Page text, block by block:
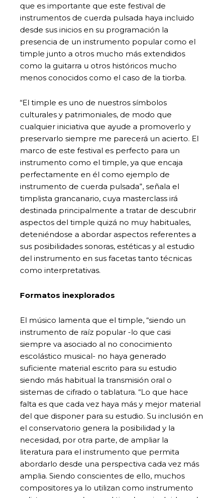
que es importante que este festival de
instrumentos de cuerda pulsada haya incluido
desde sus inicios en su programación la
presencia de un instrumento popular como el
timple junto a otros mucho más extendidos
como la guitarra u otros históricos mucho
menos conocidos como el caso de la tiorba.
“El timple es uno de nuestros símbolos
culturales y patrimoniales, de modo que
cualquier iniciativa que ayude a promoverlo y
preservarlo siempre me parecerá un acierto. El
marco de este festival es perfecto para un
instrumento como el timple, ya que encaja
perfectamente en él como ejemplo de
instrumento de cuerda pulsada”, señala el
timplista grancanario, cuya masterclass irá
destinada principalmente a tratar de descubrir
aspectos del timple quizá no muy habituales,
deteniéndose a abordar aspectos referentes a
sus posibilidades sonoras, estéticas y al estudio
del instrumento en sus facetas tanto técnicas
como interpretativas.
Formatos inexplorados
El músico lamenta que el timple, “siendo un
instrumento de raíz popular -lo que casi
siempre va asociado al no conocimiento
escolástico musical- no haya generado
suficiente material escrito para su estudio
siendo más habitual la transmisión oral o
sistemas de cifrado o tablatura. “Lo que hace
falta es que cada vez haya más y mejor material
del que disponer para su estudio. Su inclusión en
el conservatorio genera la posibilidad y la
necesidad, por otra parte, de ampliar la
literatura para el instrumento que permita
abordarlo desde una perspectiva cada vez más
amplia. Siendo conscientes de ello, muchos
compositores ya lo utilizan como instrumento